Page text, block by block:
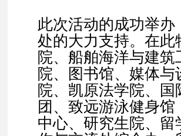
此次活动的成功举
处的大力支持。在
院、船舶海洋与建
院、图书馆、媒体
院、凯原法学院、
团、致远游泳健身
中心、研究生院、